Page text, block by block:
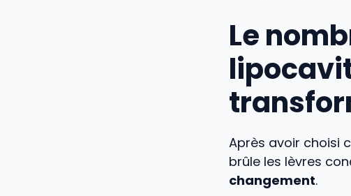
Le
Après avoir choisi
brûle les lèvres
changement.